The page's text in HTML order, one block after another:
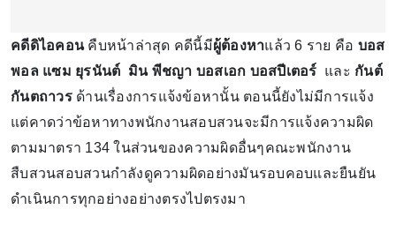
คดีดิไอคอน คืบหน้าล่าสุด คดีนี้มีผู้ต้องหาแล้ว 6 ราย คือ บอส
พอล แซม ยุรนันต์ มิน พีชญา บอสเอก บอสปีเตอร์ และ กันต์
กันตถาวรด้านเรื่องการแจ้งข้อหานั้น ตอนนี้ยังไม่มีการแจ้ง
แต่คาดว่าข้อหาทางพนักงานสอบสวนจะมีการแจ้งความผิด
ตามมาตรา 134 ในส่วนของความผิดอื่นๆคณะพนักงาน
สืบสวนสอบสวนกำลังดูความผิดอย่างมันรอบคอบและยืนยัน
ดำเนินการทุกอย่างอย่างตรงไปตรงมา